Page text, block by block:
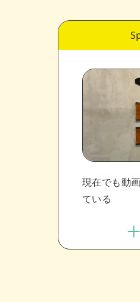
現在でも動
ている